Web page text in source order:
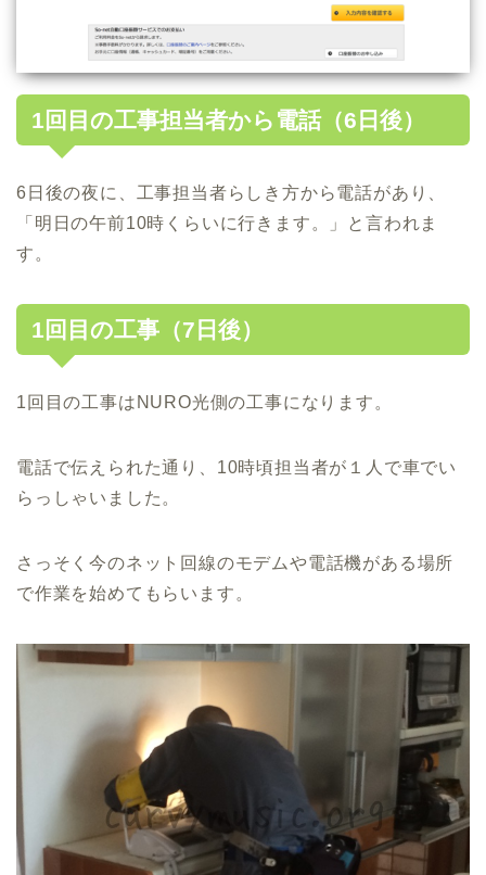
1回目の工事担当者から電話（6日後）
6日後の夜に、工事担当者らしき方から電話があり、
「明日の午前10時くらいに行きます。」と言われま
す。
1回目の工事（7日後）
1回目の工事はNURO光側の工事になります。
電話で伝えられた通り、10時頃担当者が１人で車でい
らっしゃいました。
さっそく今のネット回線のモデムや電話機がある場所
で作業を始めてもらいます。